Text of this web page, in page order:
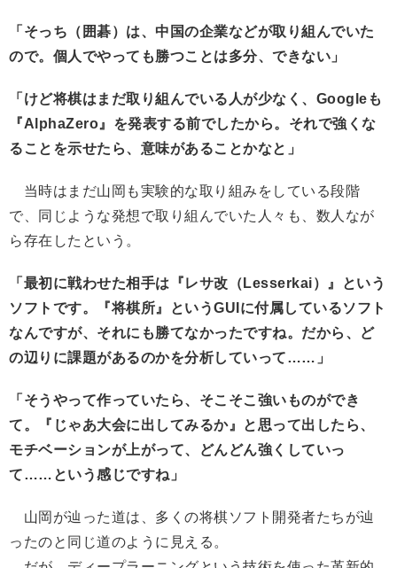
「そっち（囲碁）は、中国の企業などが取り組んでいた
ので。個人でやっても勝つことは多分、できない」
「けど将棋はまだ取り組んでいる人が少なく、Googleも
『AlphaZero』を発表する前でしたから。それで強くな
ることを示せたら、意味があることかなと」
当時はまだ山岡も実験的な取り組みをしている段階
で、同じような発想で取り組んでいた人々も、数人なが
ら存在したという。
「最初に戦わせた相手は『レサ改（Lesserkai）』という
ソフトです。『将棋所』というGUIに付属しているソフト
なんですが、それにも勝てなかったですね。だから、ど
の辺りに課題があるのかを分析していって……」
「そうやって作っていたら、そこそこ強いものができ
て。『じゃあ大会に出してみるか』と思って出したら、
モチベーションが上がって、どんどん強くしていっ
て……という感じですね」
山岡が辿った道は、多くの将棋ソフト開発者たちが辿
ったのと同じ道のように見える。